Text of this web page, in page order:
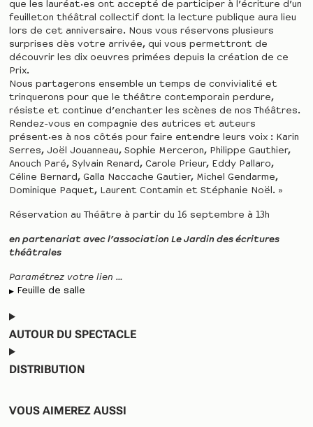
AUTOUR DU SPECTACLE
DISTRIBUTION
que les lauréat·es ont accepté de participer à l’écriture d’un
feuilleton théâtral collectif dont la lecture publique aura lieu
lors de cet anniversaire. Nous vous réservons plusieurs
surprises dès votre arrivée, qui vous permettront de
découvrir les dix oeuvres primées depuis la création de ce
Prix.
Nous partagerons ensemble un temps de convivialité et
trinquerons pour que le théâtre contemporain perdure,
résiste et continue d’enchanter les scènes de nos Théâtres.
Rendez-vous en compagnie des autrices et auteurs
présent·es à nos côtés pour faire entendre leurs voix : Karin
Serres, Joël Jouanneau, Sophie Merceron, Philippe Gauthier,
Anouch Paré, Sylvain Renard, Carole Prieur, Eddy Pallaro,
Céline Bernard, Galla Naccache Gautier, Michel Gendarme,
Dominique Paquet, Laurent Contamin et Stéphanie Noël. »
Réservation au Théâtre à partir du 16 septembre à 13h
en partenariat avec l’associationLe Jardin des écritures
théâtrales
Paramétrez votre lien …
Feuille de salle
VOUS AIMEREZ AUSSI